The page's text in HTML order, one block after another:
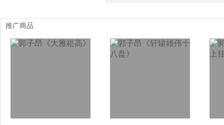
推广商品